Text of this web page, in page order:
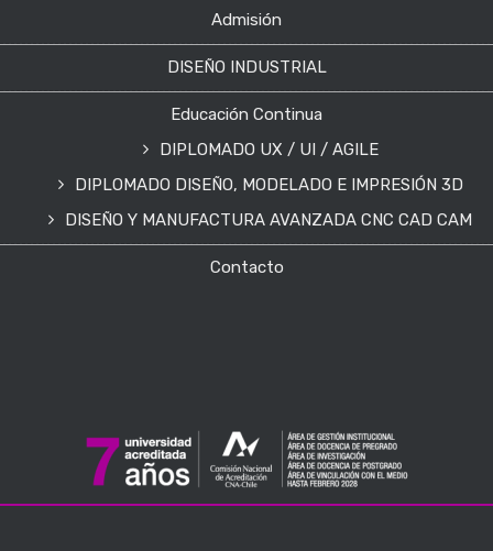
Admisión
DISEÑO INDUSTRIAL
Educación Continua
DIPLOMADO UX / UI / AGILE
DIPLOMADO DISEÑO, MODELADO E IMPRESIÓN 3D
DISEÑO Y MANUFACTURA AVANZADA CNC CAD CAM
Contacto